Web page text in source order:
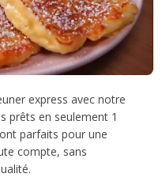
express avec notre
prêts en seulement 1
parfaits pour une
compte, sans